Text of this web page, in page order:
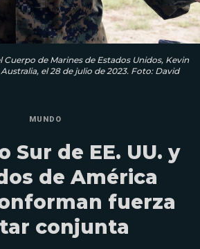
Cuerpo de Marines de Estados Unidos, Kevin
el 28 de julio de 2023. Foto: David
MUNDO
Sur de EE. UU. y
de América
fuerza
conjunta